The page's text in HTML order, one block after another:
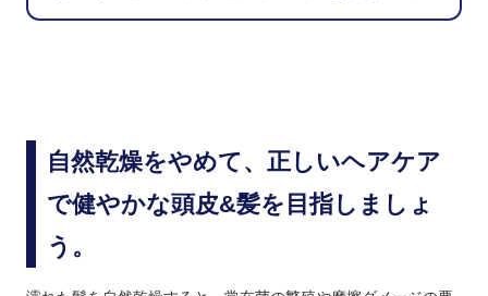
自然乾燥をやめて、正しいヘアケア
で健やかな頭皮&髪を目指しましょ
う。